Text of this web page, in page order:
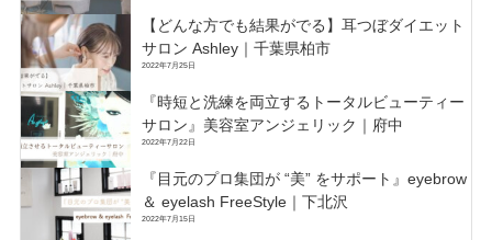
【どんな方でも結果がでる】耳つぼダイエット
サロン Ashley｜千葉県柏市
2022年7月25日
『時短と洗練を両立するトータルビューティー
サロン』美容室アンジェリック｜府中
2022年7月22日
『目元のプロ集団が “美” をサポート』eyebrow
＆ eyelash FreeStyle｜下北沢
2022年7月15日